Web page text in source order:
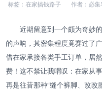
标签：在家搞钱路子 作者：必
近期留意到一个颇为奇妙
的声响，其密集程度竟赛过了
借在家承接各类手工订单，居
费！这不禁让我喟叹：在家从
再是往昔那种“缝个裤脚、改改